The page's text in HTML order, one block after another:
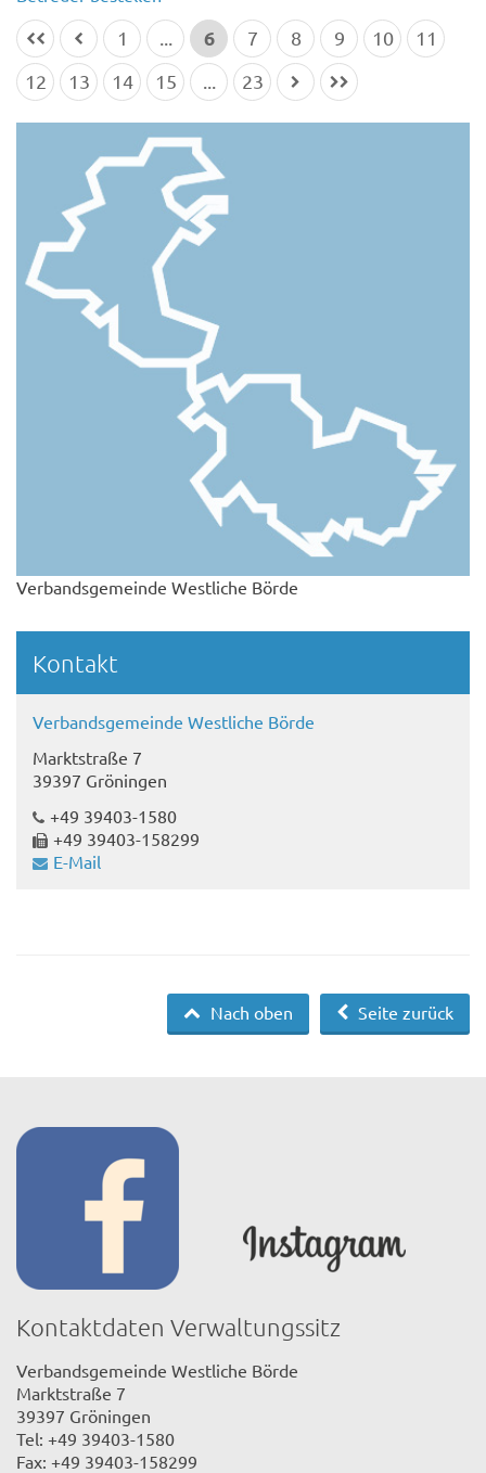
1 6 7 8 9 10
11
12
13 14 15 23
Verbandsgemeinde Westliche Börde
Kontakt
Verbandsgemeinde Westliche Börde
Marktstraße 7
39397 Gröningen
+49 39403-1580
+49 39403-158299
E-Mail
Seite zurück
Nach oben
Kontaktdaten Verwaltungssitz
Verbandsgemeinde Westliche Börde
Marktstraße 7
39397 Gröningen
Tel: +49 39403-1580
Fax: +49 39403-158299